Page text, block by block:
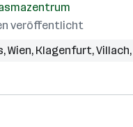
veröffentlicht
,Wien, Klagenfurt,Villach,